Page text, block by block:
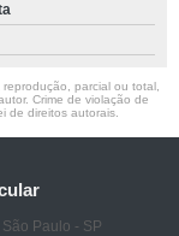
parcial ou total,
Crime de violação de
de direitos autorais
Paulo - SP